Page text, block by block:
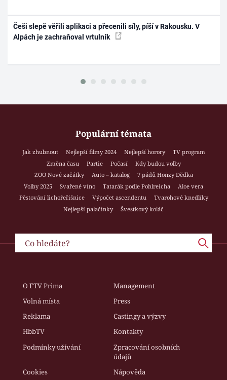
Češi slepě věřili aplikaci a přecenili síly, píší v Rakousku. V
Alpách je zachraňoval vrtulník
Populární témata
Jak zhubnout Nejlepší filmy 2024 Nejlepší horory
TV program
Změna času
Partie Počasí
Kdy budou volby
ZOO Nové začátky
Auto – katalog
7 pádů Honzy Dědka
Volby 2025
Svařené víno Tatarák podle Pohlreicha
Aloe vera
Pěstování lichořeřišnice
Výpočet ascendentu
Tvarohové knedlíky
Nejlepší palačinky
Švestkový koláč
O FTV Prima
Management
Volná místa
Press
Reklama
Castingy a výzvy
HbbTV
Kontakty
Podmínky užívání
Zpracování osobních
údajů
Cookies
Nápověda